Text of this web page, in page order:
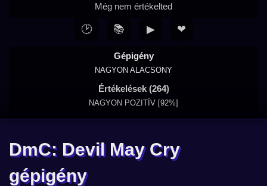
Gépigény
NAGYON ALACSONY
Értékelések (264)
NAGYON POZITÍV [92%]
Még nem értékelted
🕑 📚 ▶ ❤
DmC: Devil May Cry
gépigény